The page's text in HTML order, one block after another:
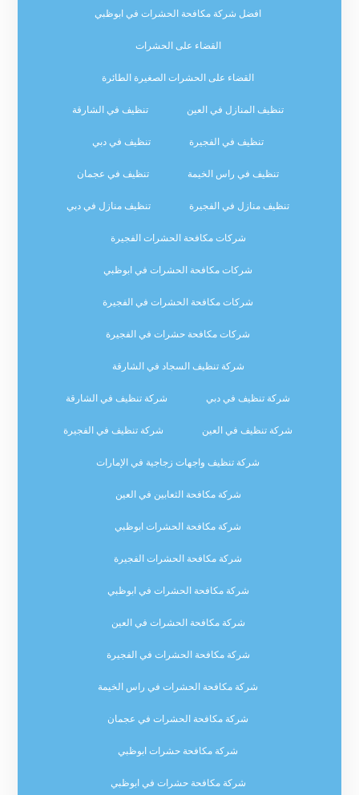
افضل شركة مكافحة الحشرات في ابوظبي
القضاء على الحشرات
القضاء على الحشرات الصغيرة الطائرة
تنظيف المنازل في العين تنظيف في الشارقة
تنظيف في الفجيرة تنظيف في دبي
تنظيف في راس الخيمة تنظيف في عجمان
تنظيف منازل في الفجيرة تنظيف منازل في دبي
شركات مكافحة الحشرات الفجيرة
شركات مكافحة الحشرات في ابوظبي
شركات مكافحة الحشرات في الفجيرة
شركات مكافحة حشرات في الفجيرة
شركة تنظيف السجاد في الشارقة
شركة تنظيف في دبي شركة تنظيف في الشارقة
شركة تنظيف في العين شركة تنظيف في الفجيرة
شركة تنظيف واجهات زجاجية في الإمارات
شركة مكافحة الثعابين في العين
شركة مكافحة الحشرات ابوظبي
شركة مكافحة الحشرات الفجيرة
شركة مكافحة الحشرات في ابوظبي
شركة مكافحة الحشرات في العين
شركة مكافحة الحشرات في الفجيرة
شركة مكافحة الحشرات في راس الخيمة
شركة مكافحة الحشرات في عجمان
شركة مكافحة حشرات ابوظبي
شركة مكافحة حشرات في ابوظبي